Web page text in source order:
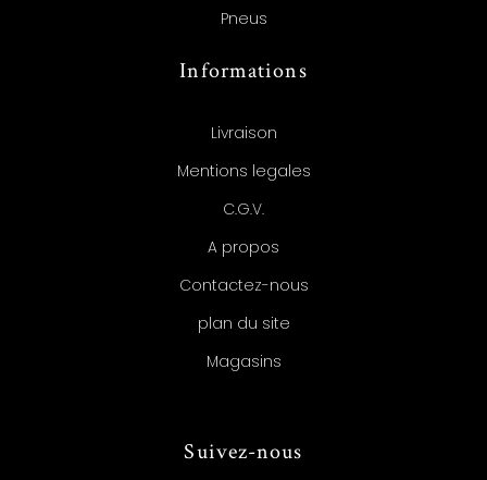
Pneus
Informations
Livraison
Mentions legales
C.G.V.
A propos
Contactez-nous
plan du site
Magasins
Suivez-nous